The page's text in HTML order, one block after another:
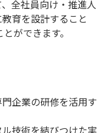
全社員向け・推進人
育を設計すること
ができます。
企業の研修を活用す
技術を結びつけた実